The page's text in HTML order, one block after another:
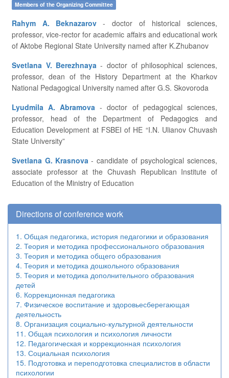
Members of the Organizing Committee
Rahym A. Beknazarov
professor, vice-rector for academic affairs and educational work
of Aktobe Regional State University named after K.Zhubanov
Svetlana V. Berezhnaya
professor, dean of the History Department at the Kharkov
National Pedagogical University named after G.S. Skovoroda
Lyudmila A. Abramova
professor, head of the Department of Pedagogics and
Education Development at FSBEI of HE “I.N. Ulianov Chuvash
State University”
Svetlana G. Krasnova
associate professor at the Chuvash Republican Institute of
Education of the Ministry of Education
Directions of conference work
1. Общая педагогика, история педагогики и образования
2. Теория и методика профессионального образования
3. Теория и методика общего образования
4. Теория и методика дошкольного образования
5. Теория и методика дополнительного образования
детей
6. Коррекционная педагогика
7. Физическое воспитание и здоровьесберегающая
деятельность
8. Организация социально-культурной деятельности
11. Общая психология и психология личности
12. Педагогическая и коррекционная психология
13. Социальная психология
15. Подготовка и переподготовка специалистов в области
психологии